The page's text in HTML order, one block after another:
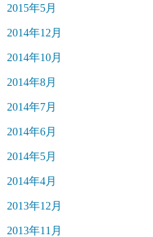
2015年5月
2014年12月
2014年10月
2014年8月
2014年7月
2014年6月
2014年5月
2014年4月
2013年12月
2013年11月